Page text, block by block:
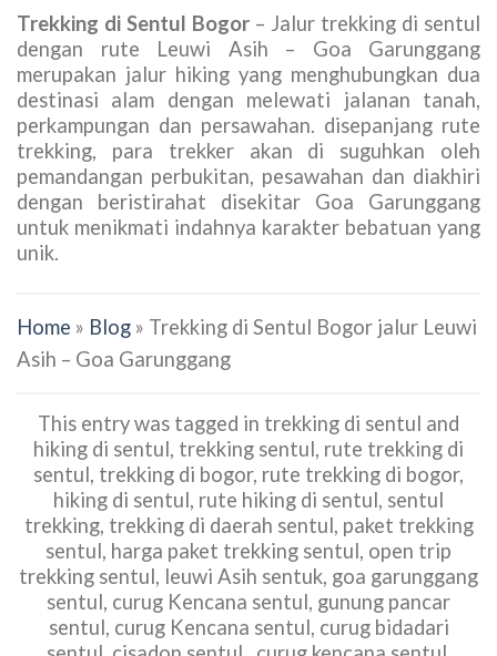
Trekking di Sentul Bogor – Jalur trekking di sentul
dengan rute Leuwi Asih – Goa Garunggang
merupakan jalur hiking yang menghubungkan dua
destinasi alam dengan melewati jalanan tanah,
perkampungan dan persawahan. disepanjang rute
trekking, para trekker akan di suguhkan oleh
pemandangan perbukitan, pesawahan dan diakhiri
dengan beristirahat disekitar Goa Garunggang
untuk menikmati indahnya karakter bebatuan yang
unik.
Home » Blog » Trekking di Sentul Bogor jalur Leuwi
Asih – Goa Garunggang
This entry was tagged in trekking di sentul and
hiking di sentul, trekking sentul, rute trekking di
sentul, trekking di bogor, rute trekking di bogor,
hiking di sentul, rute hiking di sentul, sentul
trekking, trekking di daerah sentul, paket trekking
sentul, harga paket trekking sentul, open trip
trekking sentul, leuwi Asih sentuk, goa garunggang
sentul, curug Kencana sentul, gunung pancar
sentul, curug Kencana sentul, curug bidadari